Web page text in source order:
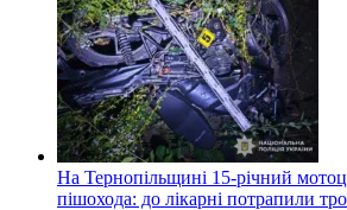
На Тернопільщині 15-річний
пішохода: до лікарні потрапили